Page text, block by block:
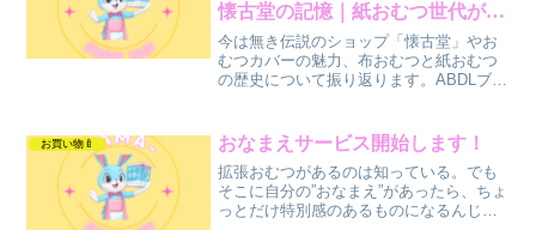
懐古堂の記憶｜紙おむつ世代が語
るDLストーリー
今は無き伝説のショップ「懐古堂」やお
むつカバーの魅力、布おむつと紙おむつ
の歴史について振り返ります。ABDLブロ
お買い物🍼 おなまえサービス開始します！
拡張おむつがあるのは知っている。でも
そこに自分の”おなまえ”があったら、ちょ
っとだけ特別感のあるものになるんじゃ